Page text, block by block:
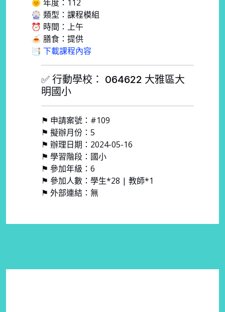
🌞 年度：112
🎡 類型：課程模組
⏰ 時間：上午
🍝 膳食：提供
📑 下載課程內容
✅ 行動學校： 064622 大雅區大
明國小
⚑ 申請案號：#109
⚑ 擬辦月份：5
⚑ 辦理日期：2024-05-16
⚑ 學習階段：國小
⚑ 參加年級：6
⚑ 參加人數：學生*28 | 教師*1
⚑ 外部連結：無